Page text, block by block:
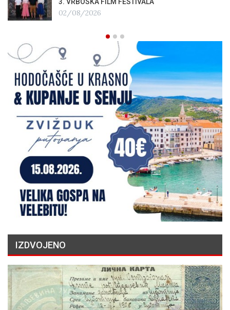
3. VRBOSKA FILM FESTIVALA
02/08/2026
IZDVOJENO